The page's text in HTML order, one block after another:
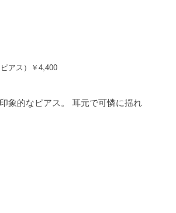
アス）￥4,400
象的なピアス。
耳元で可憐に揺れ